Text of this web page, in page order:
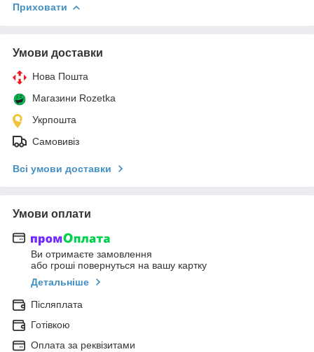
Приховати
Умови доставки
Нова Пошта
Магазини Rozetka
Укрпошта
Самовивіз
Всі умови доставки
Умови оплати
Ви отримаєте замовлення
або гроші повернуться на вашу картку
Детальніше
Післяплата
Готівкою
Оплата за реквізитами